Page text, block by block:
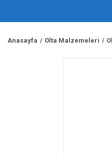
Anasayfa Olta Malzemeleri